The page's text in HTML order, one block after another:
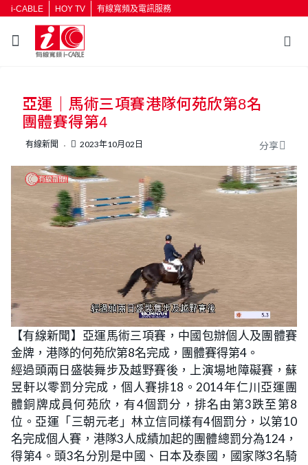
i-CABLE HOY TV 有線寬頻及電訊服務
返回
按輸入鍵開始搜尋
亞運｜馬術三項賽港隊何苑欣第8名
團體賽得第4
有線新聞 2023年10月02日 分享
n
m
t
e
L
o
a
d
e
d
:
4
2
.
1
9
%
【有線新聞】亞運馬術三項賽，中國包辦個人及團體賽
金牌，港隊的何苑欣第8名完成，團體賽得第4。
經過頭兩日盛裝舞步及越野賽後，上演場地障礙賽，蘇
昱軒以零罰分完成，個人賽排18。2014年仁川亞運團
體銅牌成員何苑欣，有4個罰分，排名由第3跌至第8
位。亞運「三朝元老」林立信同樣有4個罰分，以第10
名完成個人賽，港隊3人成績加起的團體總罰分為124，
得第4。頭3名分別是中國、日本及泰國，國家隊3名騎